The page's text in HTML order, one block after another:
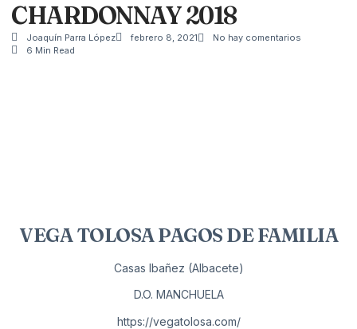
CHARDONNAY 2018
Joaquín Parra López febrero 8, 2021
No hay comentarios
6 Min Read
VEGA TOLOSA PAGOS DE FAMILIA
Casas Ibañez (Albacete)
D.O. MANCHUELA
https://vegatolosa.com/